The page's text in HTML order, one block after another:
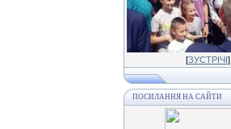
[ЗУСТРІЧІ]
ПОСИЛАННЯ НА САЙТИ